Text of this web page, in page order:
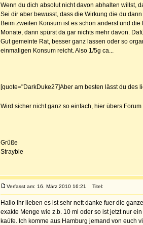
Wenn du dich absolut nicht davon abhalten willst,
Sei dir aber bewusst, dass die Wirkung die du
Beim zweiten Konsum ist es schon anderst und
Monate, dann spürst da gar nichts mehr davon.
Gut gemeinte Rat, besser ganz lassen oder so
einmaligen Konsum reicht. Also 1/5g ca...
[quote="DarkDuke27]Aber am besten lässt du des
Wird sicher nicht ganz so einfach, hier übers Forum
Grüße
Strayble
Verfasst am: 16. März 2010 16:21 Titel:
Hallo ihr lieben es ist sehr nett danke fuer die
exakte Menge wie z.b. 10 ml oder so ist jetzt nur
kaúfe. Ich komme aus Hamburg jemand von euch